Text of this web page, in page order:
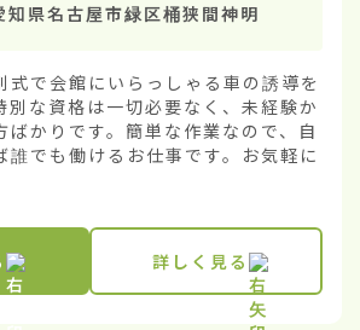
知県名古屋市緑区桶狭間神明
式で会館にいらっしゃる車の誘導を
別な資格は一切必要なく、未経験か
ばかりです。簡単な作業なので、自
誰でも働けるお仕事です。お気軽に
詳しく見る